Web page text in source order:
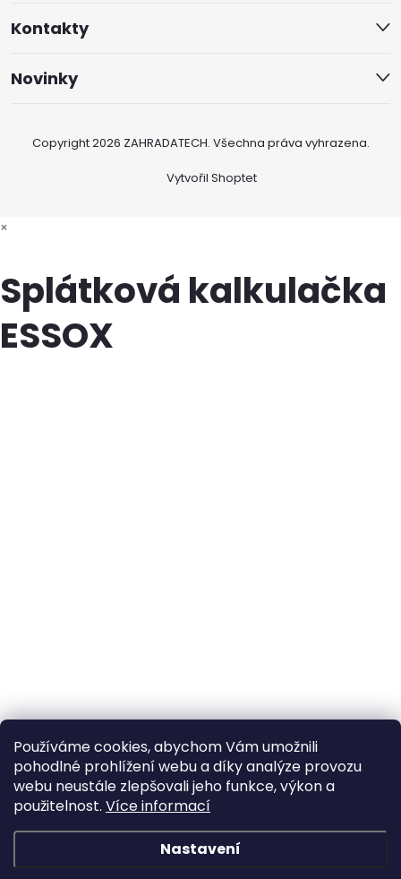
Používáme cookies, abychom Vám umožnili
pohodlné prohlížení webu a díky analýze provozu
webu neustále zlepšovali jeho funkce, výkon a
použitelnost. Více informací
Nastavení
Kontakty
Novinky
Vytvořil Shoptet
Copyright 2026 ZAHRADATECH. Všechna práva vyhrazena.
×
Splátková kalkulačka
ESSOX